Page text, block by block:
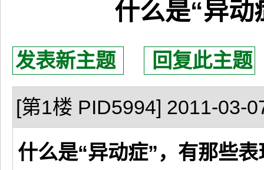
什么是“异动
发表新主题 回复此主题
[第1楼 PID5994] 2011-03-
什么是“异动症”，有那些表